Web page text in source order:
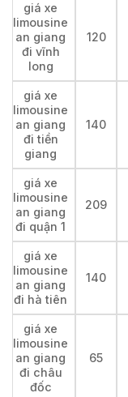
giá xe
limousine
an giang
đi vĩnh
long
120
giá xe
limousine
an giang
đi tiền
giang
140
giá xe
limousine
an giang
đi quận 1
209
giá xe
limousine
an giang
đi hà tiên
140
giá xe
limousine
an giang
đi châu
đốc
65